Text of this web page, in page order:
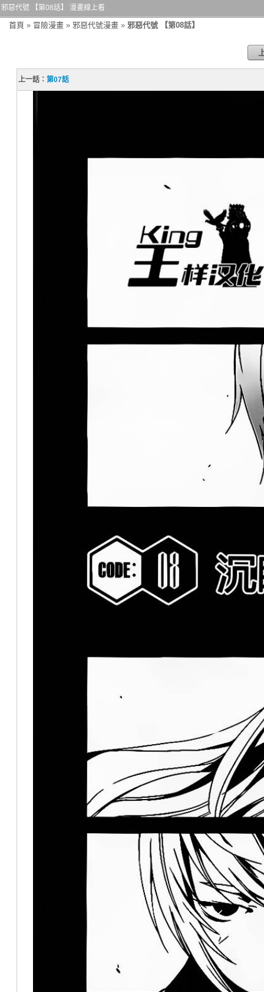
邪惡代號 【第08話】 漫畫線上看
首頁 » 冒險漫畫 » 邪惡代號漫畫 » 邪惡代號 【第08話】
上一話：第07話